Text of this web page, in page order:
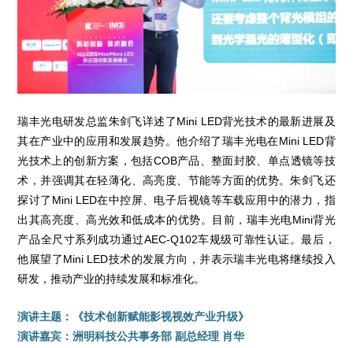
瑞丰光电研发总监朱剑飞详述了Mini LED背光技术的最新进展及
其在产业中的应用和发展趋势。他介绍了瑞丰光电在Mini LED背
光技术上的创新方案，包括COB产品、整面封胶、单点透镜等技
术，并强调其在轻薄化、高亮度、节能等方面的优势。朱剑飞还
探讨了Mini LED在中控屏、电子后视镜等车载应用中的潜力，指
出其高亮度、高光效和低成本的优势。目前，瑞丰光电Mini背光
产品全尺寸系列成功通过AEC-Q102车规级可靠性认证。最后，
他展望了Mini LED技术的发展方向，并表示瑞丰光电将继续投入
研发，推动产业的持续发展和标准化。
演讲主题：《技术创新赋能影视视效产业升级》
演讲嘉宾：洲明科技公共事务部 副总经理 肖华